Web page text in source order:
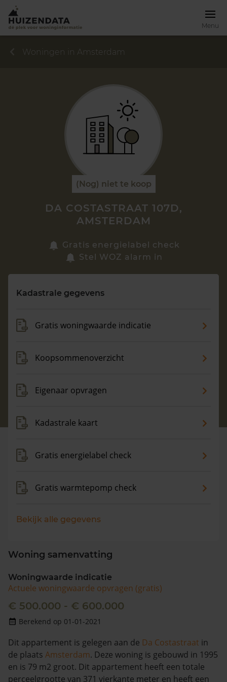
Menu
Vragen? Neem contact met ons op
088 220 4200
Woningen in Amsterdam
(Nog) niet te koop
DA COSTASTRAAT 107D,
AMSTERDAM
Gratis energielabel check
Stel WOZ alarm in
Kadastrale gegevens
Gratis woningwaarde indicatie
Koopsommenoverzicht
Eigenaar opvragen
Kadastrale kaart
Gratis energielabel check
Gratis warmtepomp check
Bekijk alle gegevens
Woning samenvatting
Woningwaarde indicatie
Actuele woningwaarde opvragen (gratis)
€ 500.000 - € 600.000
Berekend op 01-01-2021
Dit appartement is gelegen aan de Da Costastraat in
de plaats Amsterdam. Deze woning is gebouwd in 1995
en is 79 m2 groot. Dit appartement heeft een totale
perceelgrootte van 371 vierkante meter en heeft een